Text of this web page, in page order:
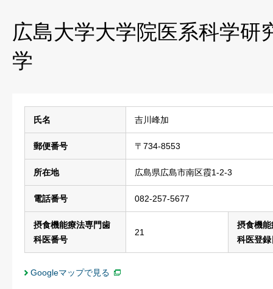
広島大学大学院医系科学研
学
氏名 吉川峰加
郵便番号 〒734-8553
所在地 広島県広島市南区霞1-2-3
電話番号 082-257-5677
摂食機能療法専門歯
科医番号
21
摂食機
科医登録
Googleマップで見る